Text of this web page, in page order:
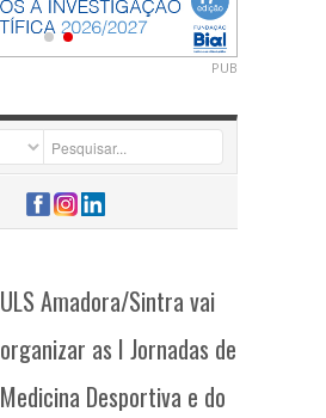
PUB
ULS Amadora/Sintra vai
organizar as I Jornadas de
Medicina Desportiva e do